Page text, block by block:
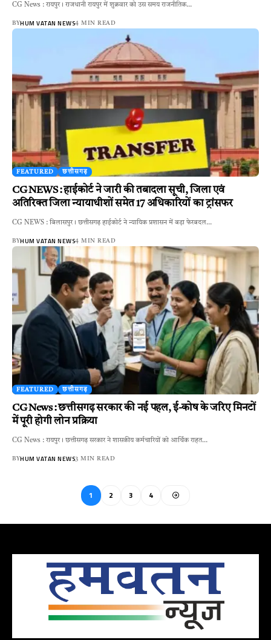
CG News : रायपुर। राजधानी रायपुर में शुक्रवार को उस समय राजनीतिक…
BYHUM VATAN NEWS4 MIN READ
FEATURED छत्तीसगढ़
CG NEWS : हाईकोर्ट ने जारी की तबादला सूची, जिला एवं
अतिरिक्त जिला न्यायाधीशों समेत 17 अधिकारियों का ट्रांसफर
CG NEWS : बिलासपुर। छत्तीसगढ़ हाईकोर्ट ने न्यायिक प्रशासन में बड़ा फेरबदल…
BYHUM VATAN NEWS4 MIN READ
FEATURED छत्तीसगढ़
CG News : छत्तीसगढ़ सरकार की नई पहल, ई-कोष के जरिए मिनटों
में पूरी होगी लोन प्रक्रिया
CG News : रायपुर। छत्तीसगढ़ सरकार ने शासकीय कर्मचारियों को आर्थिक राहत…
BYHUM VATAN NEWS3 MIN READ
1 2 3 4